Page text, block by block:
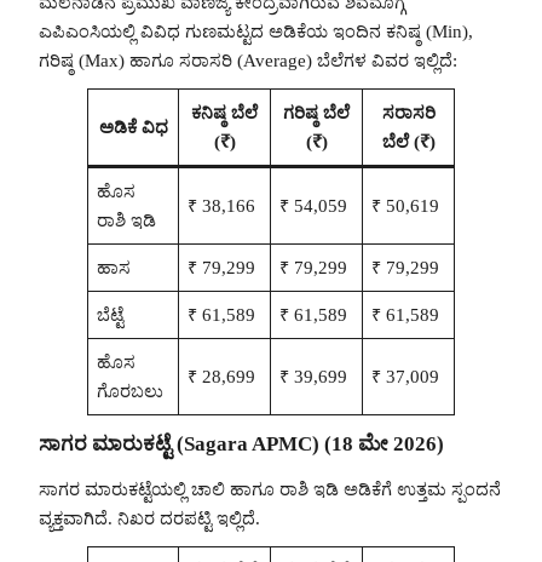
ಎಪಿಎಂಸಿಯಲ್ಲಿ ವಿವಿಧ ಗುಣಮಟ್ಟದ ಅಡಿಕೆಯ ಇಂದಿನ ಕನಿಷ್ಠ (Min),
ಗರಿಷ್ಠ (Max) ಹಾಗೂ ಸರಾಸರಿ (Average) ಬೆಲೆಗಳ ವಿವರ ಇಲ್ಲಿದೆ:
ಅಡಿಕೆ ವಿಧ
ಕನಿಷ್ಠ ಬೆಲೆ
(₹)
ಗರಿಷ್ಠ ಬೆಲೆ
(₹)
ಸರಾಸರಿ
ಬೆಲೆ (₹)
ಹೊಸ
ರಾಶಿ ಇಡಿ
₹ 38,166 ₹ 54,059 ₹ 50,619
ಹಾಸ ₹ 79,299 ₹ 79,299 ₹ 79,299
ಬೆಟ್ಟೆ ₹ 61,589 ₹ 61,589 ₹ 61,589
ಹೊಸ
ಗೊರಬಲು
₹ 28,699 ₹ 39,699 ₹ 37,009
ಸಾಗರ ಮಾರುಕಟ್ಟೆ (Sagara APMC) (18 ಮೇ 2026)
ಸಾಗರ ಮಾರುಕಟ್ಟೆಯಲ್ಲಿ ಚಾಲಿ ಹಾಗೂ ರಾಶಿ ಇಡಿ ಅಡಿಕೆಗೆ ಉತ್ತಮ ಸ್ಪಂದನೆ
ವ್ಯಕ್ತವಾಗಿದೆ. ನಿಖರ ದರಪಟ್ಟಿ ಇಲ್ಲಿದೆ.